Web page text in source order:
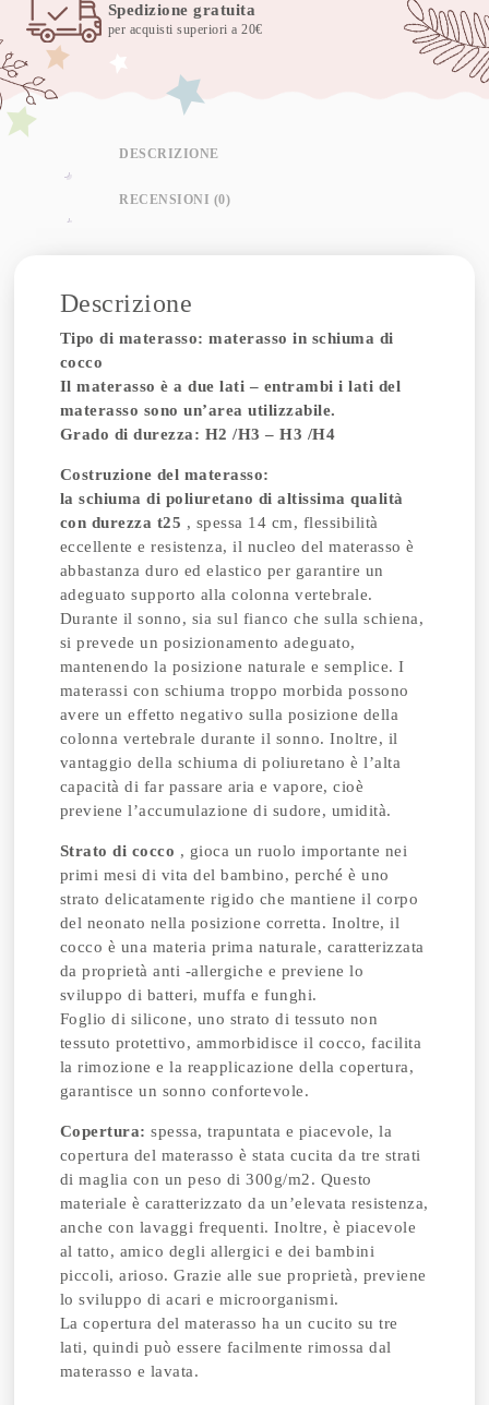
Spedizione gratuita
per acquisti superiori a 20€
DESCRIZIONE
RECENSIONI (0)
Descrizione
Tipo di materasso: materasso in schiuma di
cocco
Il materasso è a due lati – entrambi i lati del
materasso sono un’area utilizzabile.
Grado di durezza: H2 /H3 – H3 /H4
Costruzione del materasso:
la schiuma di poliuretano di altissima qualità
con durezza t25 , spessa 14 cm, flessibilità
eccellente e resistenza, il nucleo del materasso è
abbastanza duro ed elastico per garantire un
adeguato supporto alla colonna vertebrale.
Durante il sonno, sia sul fianco che sulla schiena,
si prevede un posizionamento adeguato,
mantenendo la posizione naturale e semplice. I
materassi con schiuma troppo morbida possono
avere un effetto negativo sulla posizione della
colonna vertebrale durante il sonno. Inoltre, il
vantaggio della schiuma di poliuretano è l’alta
capacità di far passare aria e vapore, cioè
previene l’accumulazione di sudore, umidità.
Strato di cocco , gioca un ruolo importante nei
primi mesi di vita del bambino, perché è uno
strato delicatamente rigido che mantiene il corpo
del neonato nella posizione corretta. Inoltre, il
cocco è una materia prima naturale, caratterizzata
da proprietà anti -allergiche e previene lo
sviluppo di batteri, muffa e funghi.
Foglio di silicone, uno strato di tessuto non
tessuto protettivo, ammorbidisce il cocco, facilita
la rimozione e la reapplicazione della copertura,
garantisce un sonno confortevole.
Copertura:spessa, trapuntata e piacevole, la
copertura del materasso è stata cucita da tre strati
di maglia con un peso di 300g/m2. Questo
materiale è caratterizzato da un’elevata resistenza,
anche con lavaggi frequenti. Inoltre, è piacevole
al tatto, amico degli allergici e dei bambini
piccoli, arioso. Grazie alle sue proprietà, previene
lo sviluppo di acari e microorganismi.
La copertura del materasso ha un cucito su tre
lati, quindi può essere facilmente rimossa dal
materasso e lavata.